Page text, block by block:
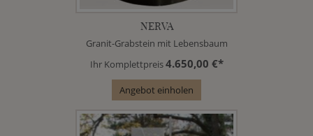
NERVA
Granit-Grabstein mit Lebensbaum
Ihr Komplettpreis4.650,00 €*
Angebot einholen